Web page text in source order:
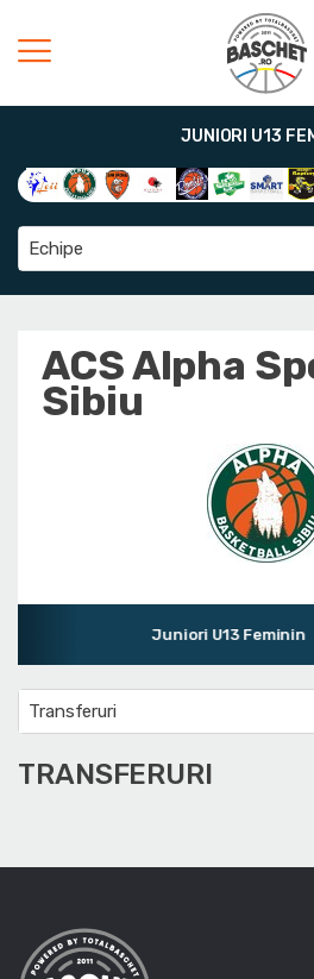
JUNIORI U13
Echipe
ACS Alpha
Sibiu
Juniori U13 Feminin
Transferuri
TRANSFERURI